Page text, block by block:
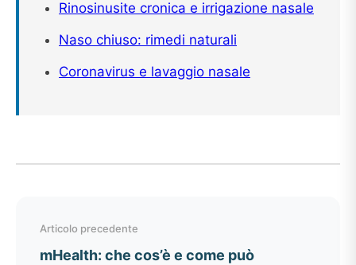
Rinosinusite cronica e irrigazione nasale
Naso chiuso: rimedi naturali
Coronavirus e lavaggio nasale
articoli
Articolo precedente
mHealth: che cos’è e come può